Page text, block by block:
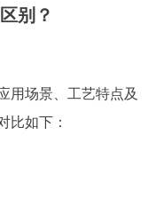
别？
用场景、工艺特点及
比如下：